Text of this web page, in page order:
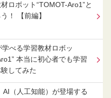
ロボット“TOMOT-Aro1”と
！ 【前編】
べる学習教材ロボッ
本当に初心者でも学習
してみた
AI（人工知能）が登場する